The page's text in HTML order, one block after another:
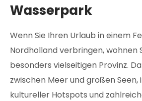
Wasserpark
Wenn Sie Ihren Urlaub in einem
Nordholland verbringen, wohnen
besonders vielseitigen Provinz.
zwischen Meer und großen Seen,
kultureller Hotspots und